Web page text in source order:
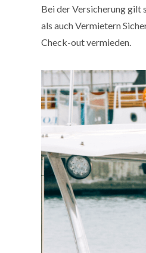
Bei der Versicherung
als auch Vermietern
Check-out vermieden.